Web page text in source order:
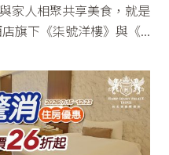
家人相聚共享美食，就是
旗下《柒號洋樓》與《...